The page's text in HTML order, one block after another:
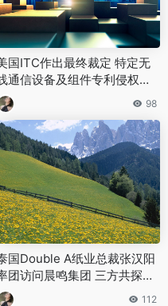
国ITC作出最终裁定 特定无
通信设备及组件专利侵权调
正式终止
98
国Double A纸业总裁张汉阳
团访问晨鸣集团 三方共探纸
合作新机遇
112